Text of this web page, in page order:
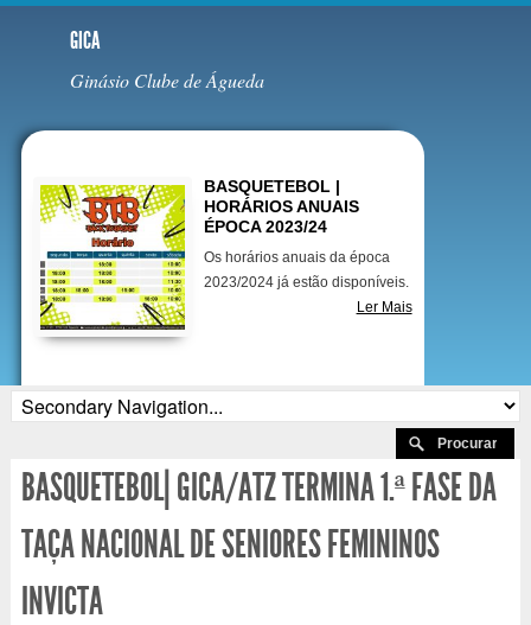
GICA
Ginásio Clube de Águeda
BASQUETEBOL |
HORÁRIOS ANUAIS
ÉPOCA 2023/24
Os horários anuais da época
2023/2024 já estão disponíveis.
Ler Mais
BASQUETEBOL| GICA/ATZ TERMINA 1.ª FASE DA
TAÇA NACIONAL DE SENIORES FEMININOS
INVICTA